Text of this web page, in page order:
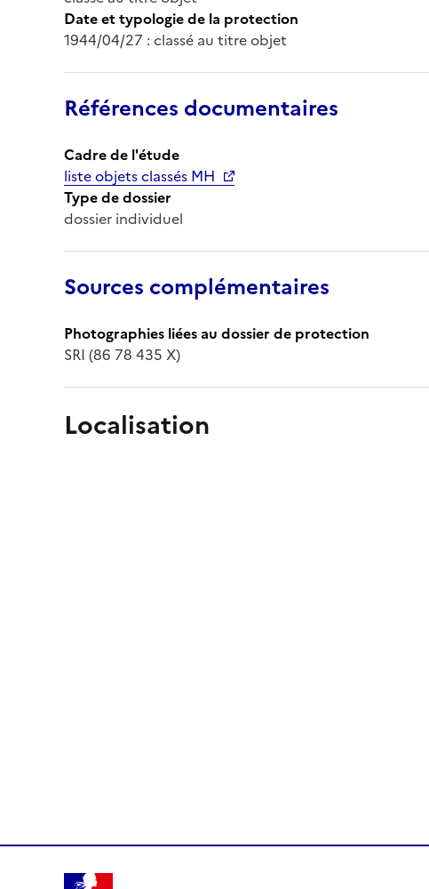
Date et typologie de la protection
1944/04/27 : classé au titre objet
Références documentaires
Cadre de l'étude
liste objets classés MH
Type de dossier
dossier individuel
Sources complémentaires
Photographies liées au dossier de protection
SRI (86 78 435 X)
Localisation